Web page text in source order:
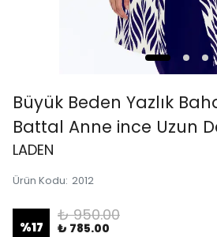
Büyük Beden Yazlık
Battal Anne ince Uzun
LADEN
Ürün Kodu: 2012
%17
₺ 950.00
₺ 785.00